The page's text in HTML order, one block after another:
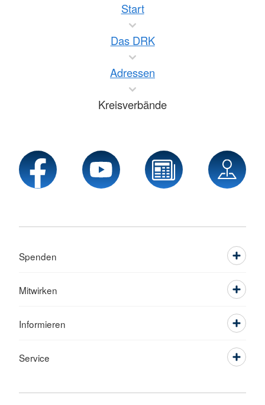
Start
Das DRK
Adressen
Kreisverbände
Spenden
Mitwirken
Informieren
Service